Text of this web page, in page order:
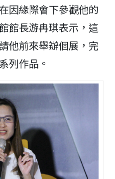
因緣際會下參觀他的
館長游冉琪表示，這
他前來舉辦個展，完
列作品。